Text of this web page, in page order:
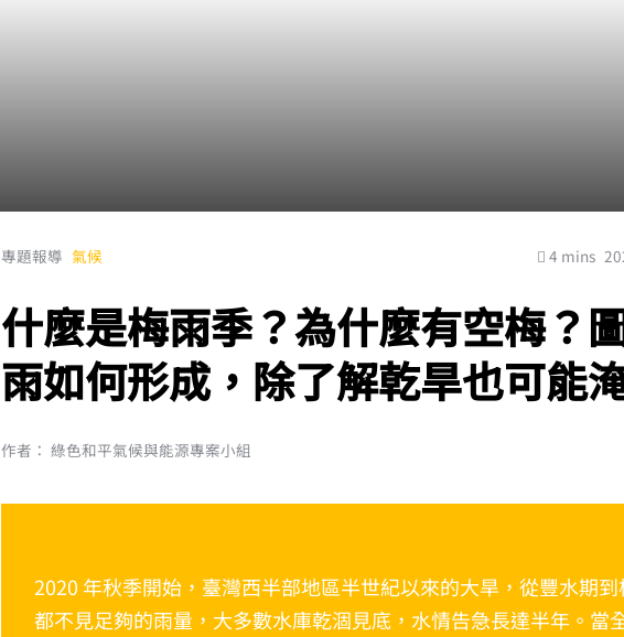
專題報導 氣候 4 mins
什麼是梅雨季？為什麼有空梅？
雨如何形成，除了解乾旱也可能
作者： 綠色和平氣候與能源專案小組
2020 年秋季開始，臺灣西半部地區半世紀以來的大旱，從豐水期到
都不見足夠的雨量，大多數水庫乾涸見底，水情告急長達半年。當